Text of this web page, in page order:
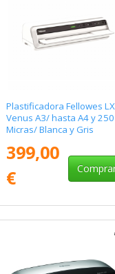
Plastificadora Fellowes LX
Venus A3/ hasta A4 y 250
Micras/ Blanca y Gris
399,00
€